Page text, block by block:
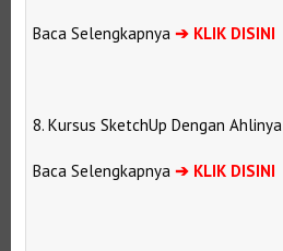
Baca Selengkapnya➔ KLIK DISINI
8. Kursus SketchUp Dengan Ahlinya
Baca Selengkapnya➔ KLIK DISINI